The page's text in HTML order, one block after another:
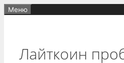
Перейти
Меню
Лайткоин